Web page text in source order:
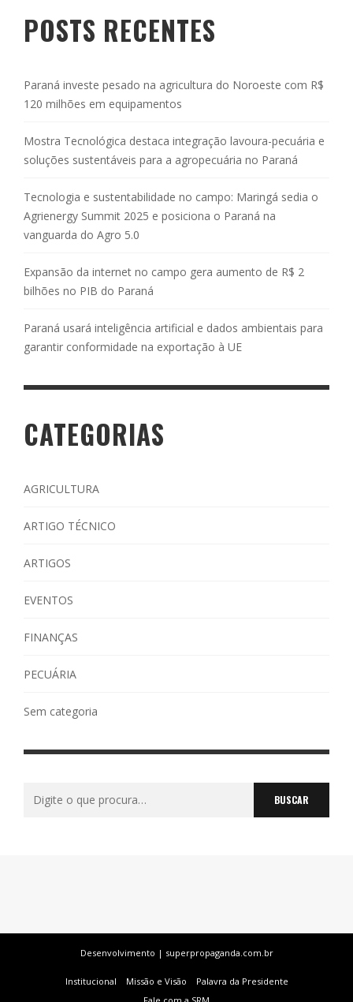
POSTS RECENTES
Paraná investe pesado na agricultura do Noroeste com R$
120 milhões em equipamentos
Mostra Tecnológica destaca integração lavoura-pecuária e
soluções sustentáveis para a agropecuária no Paraná
Tecnologia e sustentabilidade no campo: Maringá sedia o
Agrienergy Summit 2025 e posiciona o Paraná na
vanguarda do Agro 5.0
Expansão da internet no campo gera aumento de R$ 2
bilhões no PIB do Paraná
Paraná usará inteligência artificial e dados ambientais para
garantir conformidade na exportação à UE
CATEGORIAS
AGRICULTURA
ARTIGO TÉCNICO
ARTIGOS
EVENTOS
FINANÇAS
PECUÁRIA
Sem categoria
Desenvolvimento | superpropaganda.com.br
Institucional Missão e Visão
Palavra da Presidente